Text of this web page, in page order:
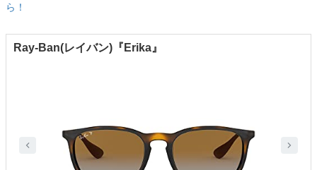
ら！
Ray-Ban(レイバン)『Erika』